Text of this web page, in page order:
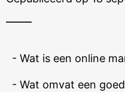
- Wat is een online
- Wat omvat een